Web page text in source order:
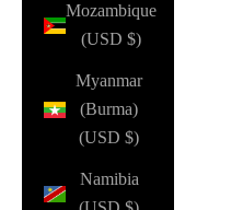
Mozambique
(USD $)
Myanmar
(Burma)
(USD $)
Namibia